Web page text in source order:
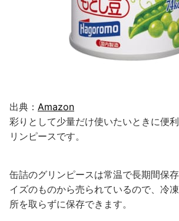
出典： Amazon
彩りとして少量だけ使いたいときに便
リンピースです。
缶詰のグリンピースは常温で長期間保
イズのものから売られているので、冷
所を取らずに保存できます。